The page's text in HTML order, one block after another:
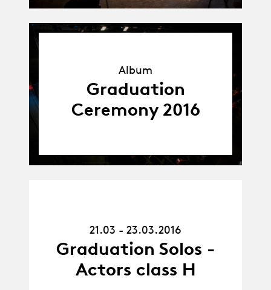
Album
Graduation
Ceremony 2016
21.03 - 23.03.2016
Graduation Solos -
Actors class H